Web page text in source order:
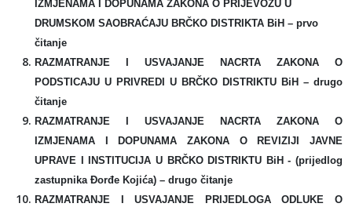
IZMJENAMA I DOPUNAMA ZAKONA O PRIJEVOZU U
DRUMSKOM SAOBRAĆAJU BRČKO DISTRIKTA BiH – prvo
čitanje
RAZMATRANJE I USVAJANJE NACRTA ZAKONA O
PODSTICAJU U PRIVREDI U BRČKO DISTRIKTU BiH – drugo
čitanje
RAZMATRANJE I USVAJANJE NACRTA ZAKONA O
IZMJENAMA I DOPUNAMA ZAKONA O REVIZIJI JAVNE
UPRAVE I INSTITUCIJA U BRČKO DISTRIKTU BiH - (prijedlog
zastupnika Đorđe Kojića) – drugo čitanje
RAZMATRANJE I USVAJANJE PRIJEDLOGA ODLUKE O